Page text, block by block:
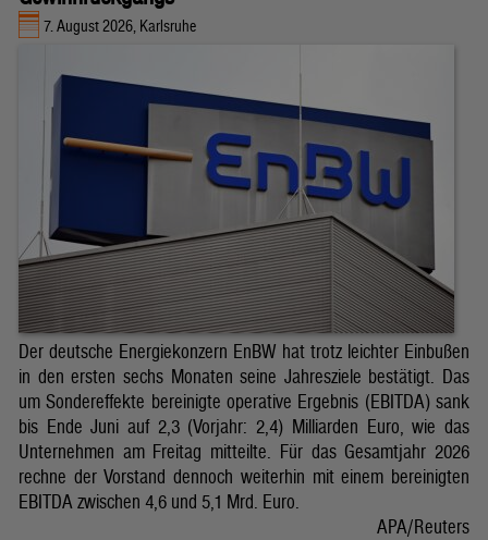
7. August 2026, Karlsruhe
Der deutsche Energiekonzern EnBW hat trotz leichter Einbußen
in den ersten sechs Monaten seine Jahresziele bestätigt. Das
um Sondereffekte bereinigte operative Ergebnis (EBITDA) sank
bis Ende Juni auf 2,3 (Vorjahr: 2,4) Milliarden Euro, wie das
Unternehmen am Freitag mitteilte. Für das Gesamtjahr 2026
rechne der Vorstand dennoch weiterhin mit einem bereinigten
EBITDA zwischen 4,6 und 5,1 Mrd. Euro.
APA/Reuters